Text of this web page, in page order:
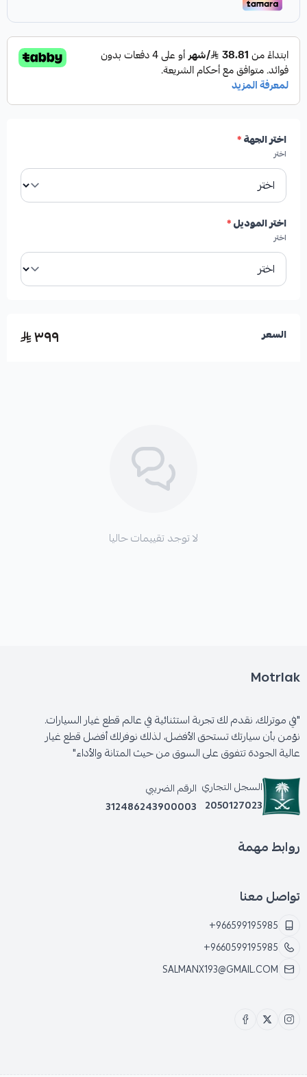
المواصفات والمميزات:
النوع:هوبات فرامل أمامية وخلفية.
بلد المنشأ:صناعة أمريكية.
حماية متقدمة:
مواد عالية الجودة:
اختر الجهة*
اختر
اختر الموديل*
اختر
السعر ٣٩٩
لا توجد تقييمات حاليا
Motrlak
"في موترلك، نقدم لك تجربة استثنائية في عالم قطع غيار السيارات.
نؤمن بأن سيارتك تستحق الأفضل، لذلك نوفرلك أفضل قطع غيار
عالية الجودة تتفوق على السوق من حيث المتانة والأداء"
السجل التجاري
2050127023
الرقم الضريبي
312486243900003
روابط مهمة
تواصل معنا
+966599195985
+9660599195985
SALMANX193@GMAIL.COM